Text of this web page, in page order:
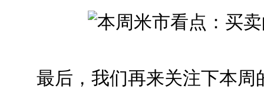
最后，我们再来关注下本周